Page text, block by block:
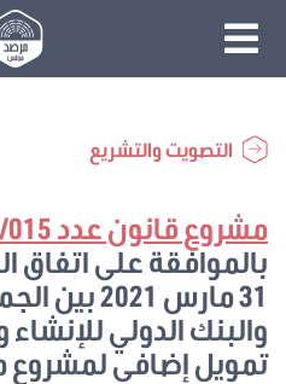
التصويت والتشريع
مشروع قانون عدد 2021/015
بالموافقة على اتفاق
31 مارس
والبنك الدولي للإنشاء
تمويل إضافي لمشروع